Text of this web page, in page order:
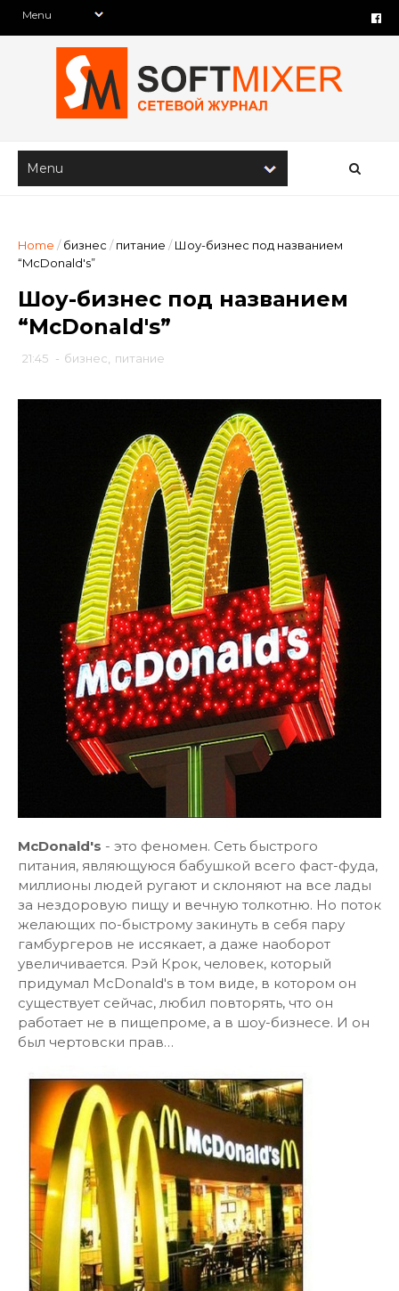
Home / бизнес / питание / Шоу-бизнес под названием
“McDonald's”
Шоу-бизнес под названием
“McDonald's”
21:45 - бизнес питание
McDonald's - это феномен. Сеть быстрого
питания, являющуюся бабушкой всего фаст-фуда,
миллионы людей ругают и склоняют на все лады
за нездоровую пищу и вечную толкотню. Но поток
желающих по-быстрому закинуть в себя пару
гамбургеров не иссякает, а даже наоборот
увеличивается. Рэй Крок, человек, который
придумал McDonald's в том виде, в котором он
существует сейчас, любил повторять, что он
работает не в пищепроме, а в шоу-бизнесе. И он
был чертовски прав…